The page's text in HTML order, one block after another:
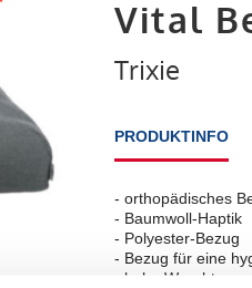
Vital
Trixie
PRODUKTINFO
- orthopädisches
- Baumwoll-Haptik
- Polyester-Bezug
- Bezug für eine
- hohe